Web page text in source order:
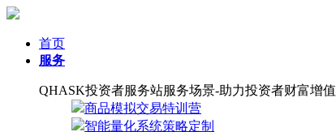
首页
服务
QHASK投资者服务站服务场景-助力投资者财富增值
商品模拟交易特训营
智能量化系统策略定制